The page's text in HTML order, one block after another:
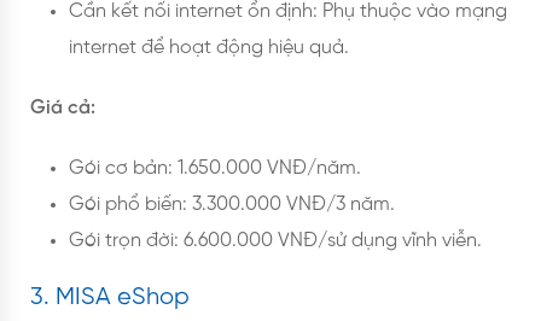
Cần kết nối internet ổn định: Phụ thuộc vào mạng
internet để hoạt động hiệu quả.
Giá cả:
Gói cơ bản: 1.650.000 VNĐ/năm.
Gói phổ biến: 3.300.000 VNĐ/3 năm.
Gói trọn đời: 6.600.000 VNĐ/sử dụng vĩnh viễn.
3. MISA eShop